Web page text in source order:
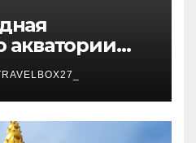
акватории